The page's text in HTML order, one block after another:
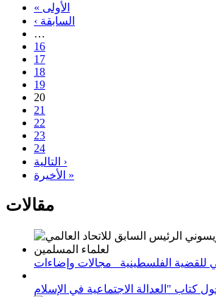
« الأولى
‹ السابقة
…
16
17
18
19
20
21
22
23
24
التالية ›
الأخيرة »
مقالات
للقضية الفلسطينية_ مجالات وإضاءات